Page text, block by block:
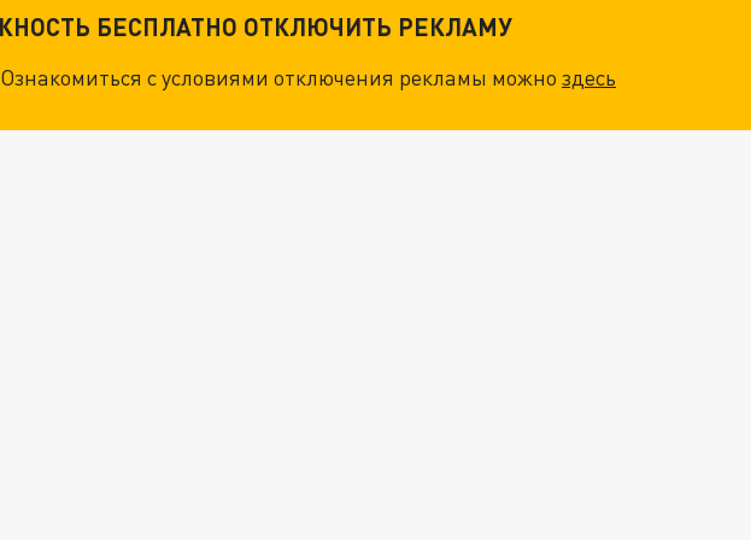
В ЦЕНТРЕ МОСКВЫ: НА ГЕНЕРАЛОВ ОХОТЯТСЯ "ЖИВЫЕ ДРОНЫ"
БЕСПЛАТНО ОТКЛЮЧИТЬ РЕКЛАМУ
Ознакомиться с условиями отключения рекламы можноздесь